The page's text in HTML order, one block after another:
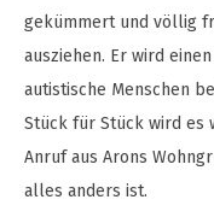
gekümmert und völlig
ausziehen. Er wird
autistische Menschen
Stück für Stück wird es
Anruf aus Arons
alles anders ist.